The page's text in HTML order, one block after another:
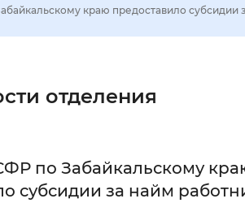
режима отображения
Увеличенный
Без засечек С засечками
краю предоставило субсидии
отделения
по Забайкальскому
субсидии за найм